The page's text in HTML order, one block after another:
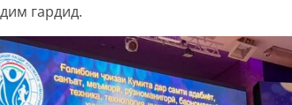
гардид.